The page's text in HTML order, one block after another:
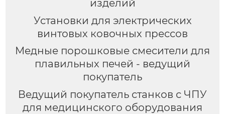
изделий
Установки для электрических
винтовых ковочных прессов
Медные порошковые смесители для
плавильных печей - ведущий
покупатель
Ведущий покупатель станков с ЧПУ
для медицинского оборудования